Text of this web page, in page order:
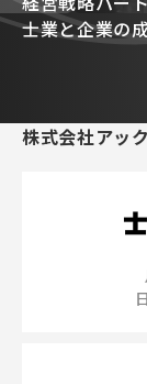
士業と企業の
株式会社アッ